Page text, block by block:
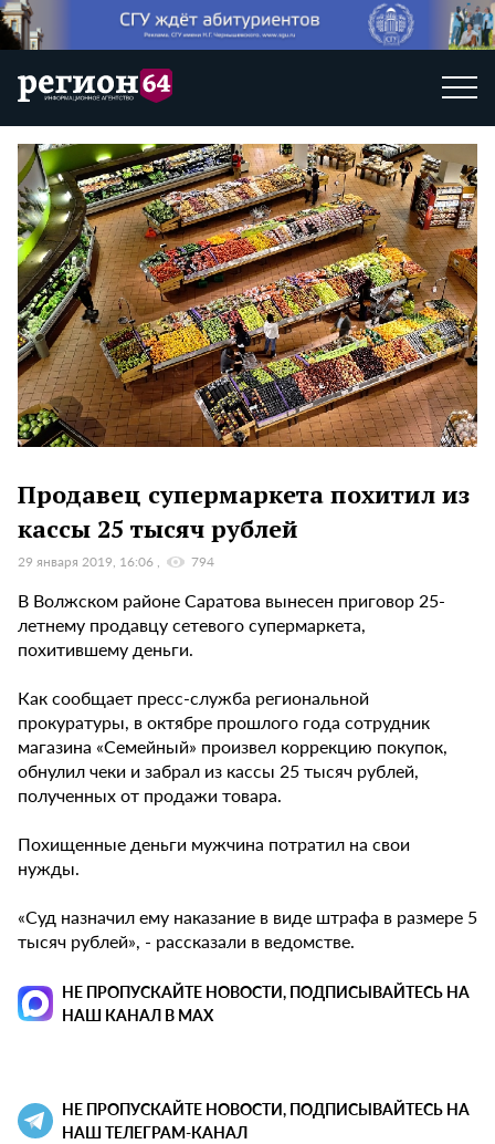
Продавец супермаркета похитил из
кассы 25 тысяч рублей
29 января 2019, 16:06 794
В Волжском районе Саратова вынесен приговор 25-
летнему продавцу сетевого супермаркета,
похитившему деньги.
Как сообщает пресс-служба региональной
прокуратуры, в октябре прошлого года сотрудник
магазина «Семейный» произвел коррекцию покупок,
обнулил чеки и забрал из кассы 25 тысяч рублей,
полученных от продажи товара.
Похищенные деньги мужчина потратил на свои
нужды.
«Суд назначил ему наказание в виде штрафа в размере 5
тысяч рублей», - рассказали в ведомстве.
НЕ ПРОПУСКАЙТЕ НОВОСТИ, ПОДПИСЫВАЙТЕСЬ НА
НАШ КАНАЛ В MAX
НЕ ПРОПУСКАЙТЕ НОВОСТИ, ПОДПИСЫВАЙТЕСЬ НА
НАШ ТЕЛЕГРАМ-КАНАЛ